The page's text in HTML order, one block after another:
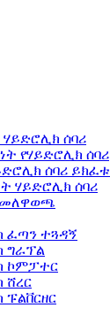
ሃይድሮሊክ ሰባሪ
የሃይድሮሊክ ሰባሪ
ሰባሪ ይክፈቱ
ሃይድሮሊክ ሰባሪ
መለዋወጫ
ፈጣን ተጓዳኝ
ግራፕል
ኮምፓተር
ሸረር
ፑልቨርዘር